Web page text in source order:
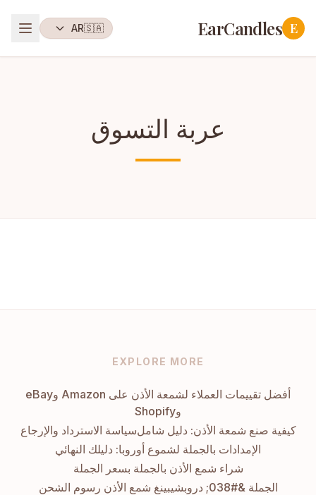
E
EarCandles
🇸🇦
AR
عربة التسوق
EXPLORE MORE
أفضل تقييمات العملاء لشمعة الأذن على Amazon وeBay
وShopify
كيفية صنع شمعة الأذن: دليل شاملسياسة الاسترداد والإرجاع
الإمدادات بالجملة لشموع أوروبا: دليلك النهائي
شراء شمع الأذن بالجملة بسعر الجملة
الجملة &#038; دروبشيبينغ شمع الأذن رسوم الشحن